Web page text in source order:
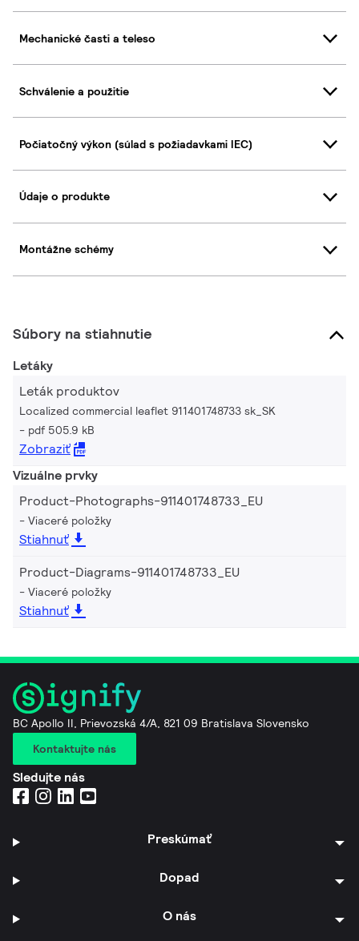
Mechanické časti a teleso
Schválenie a použitie
Počiatočný výkon (súlad s požiadavkami IEC)
Údaje o produkte
Montážne schémy
Súbory na stiahnutie
Letáky
Leták produktov
Localized commercial leaflet 911401748733 sk_SK
pdf 505.9 kB
Zobraziť
Vizuálne prvky
Product-Photographs-911401748733_EU
Viaceré položky
Stiahnuť
Product-Diagrams-911401748733_EU
Viaceré položky
Stiahnuť
BC Apollo II, Prievozská 4/A, 821 09 Bratislava Slovensko
Kontaktujte nás
Sledujte nás
Preskúmať
Dopad
O nás